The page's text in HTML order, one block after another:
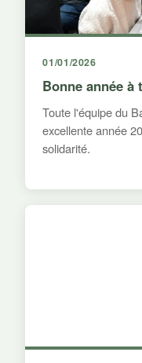
01/01/2026
Bonne année à
Toute l'équipe du
excellente année
solidarité.